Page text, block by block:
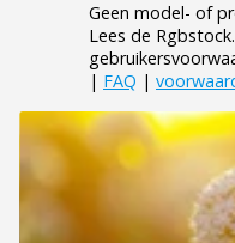
Geen model- of
Lees de
| FAQ |